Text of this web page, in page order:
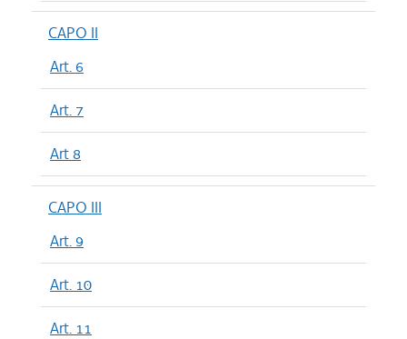
CAPO II
Art. 6
Art. 7
Art 8
CAPO III
Art. 9
Art. 10
Art. 11